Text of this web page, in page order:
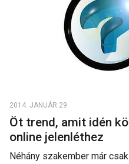
2014. JANUÁR 29.
Öt trend, amit idén
online jelenléthez
Néhány szakember már